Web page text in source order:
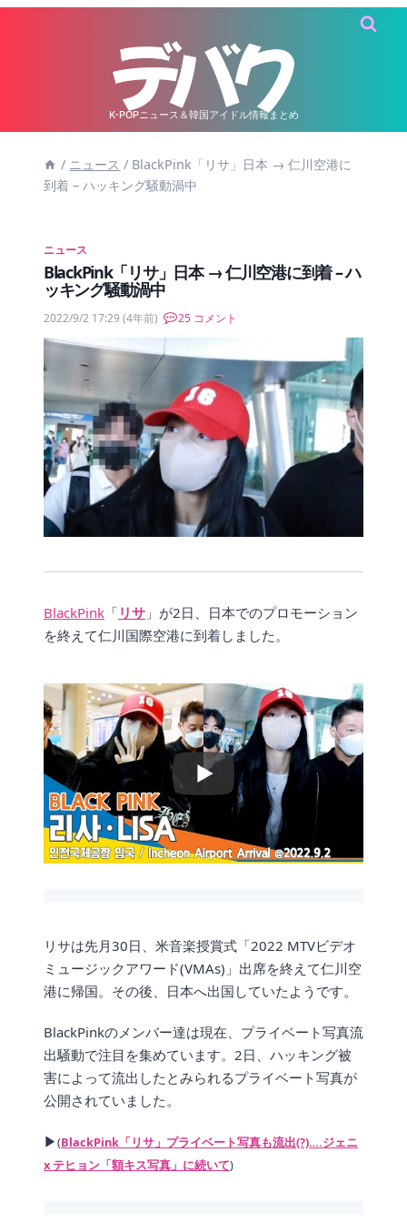
K-POPニュース＆韓国アイドル情報まとめ
/ ニュース / BlackPink「リサ」日本 → 仁川空港に
到着 – ハッキング騒動渦中
ニュース
BlackPink「リサ」日本 → 仁川空港に到着 – ハ
ッキング騒動渦中
2022/9/2 17:29 (4年前) 25 コメント
BlackPink 「 リサ 」が2日、日本でのプロモーション
を終えて仁川国際空港に到着しました。
リサは先月30日、米音楽授賞式「2022 MTVビデオ
ミュージックアワード(VMAs)」出席を終えて仁川空
港に帰国。その後、日本へ出国していたようです。
BlackPinkのメンバー達は現在、プライベート写真流
出騒動で注目を集めています。2日、ハッキング被
害によって流出したとみられるプライベート写真が
公開されていました。
▶(BlackPink「リサ」プライベート写真も流出(?)….ジェニ
x テヒョン「額キス写真」に続いて)